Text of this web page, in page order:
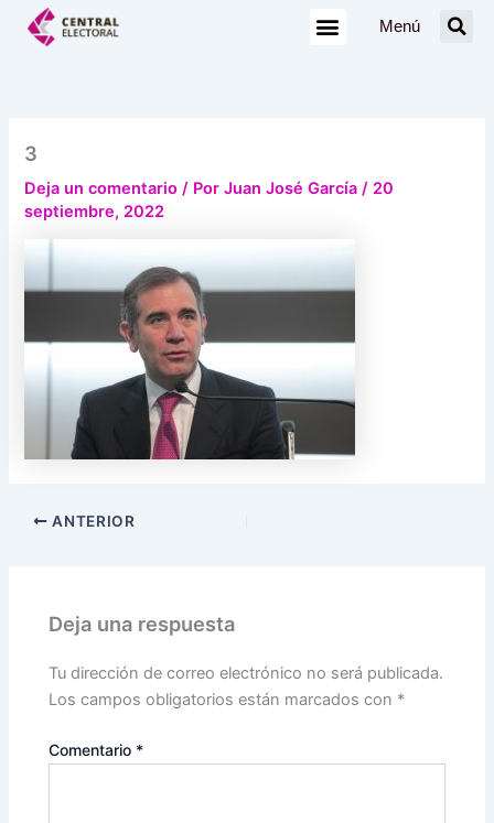
Menú
3
Deja un comentario / PorJuan José García/ 20
septiembre, 2022
ANTERIOR
Deja una respuesta
Tu dirección de correo electrónico no será publicada.
Los campos obligatorios están marcados con *
Comentario *